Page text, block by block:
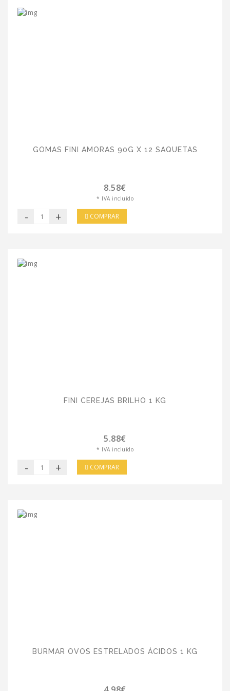
GOMAS FINI AMORAS 90G X 12 SAQUETAS
8.58€
* IVA incluído
- + COMPRAR
FINI CEREJAS BRILHO 1 KG
5.88€
* IVA incluído
- + COMPRAR
BURMAR OVOS ESTRELADOS ÁCIDOS 1 KG